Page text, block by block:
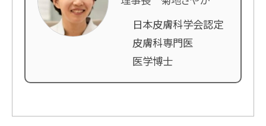
日本皮膚科学会認定
皮膚科専門医
医学博士